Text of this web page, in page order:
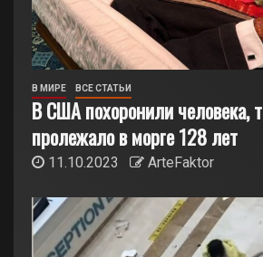
В МИРЕ ВСЕ СТАТЬИ
В США похоронили человека,
пролежало в морге 128 лет
11.10.2023 ArteFaktor